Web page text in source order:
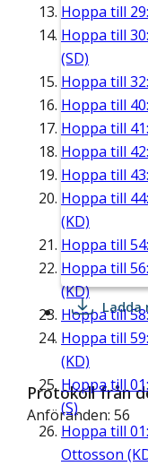
Hoppa till
Hoppa till
(SD)
Hoppa till
Hoppa till
Hoppa till
Hoppa till
Hoppa till
Hoppa till
(KD)
Hoppa till
Hoppa till
(KD)
Hoppa till
Hoppa till
(KD)
Hoppa till
(S)
Hoppa till
Ottosson
Ladda
Protokoll från
Anföranden: 56